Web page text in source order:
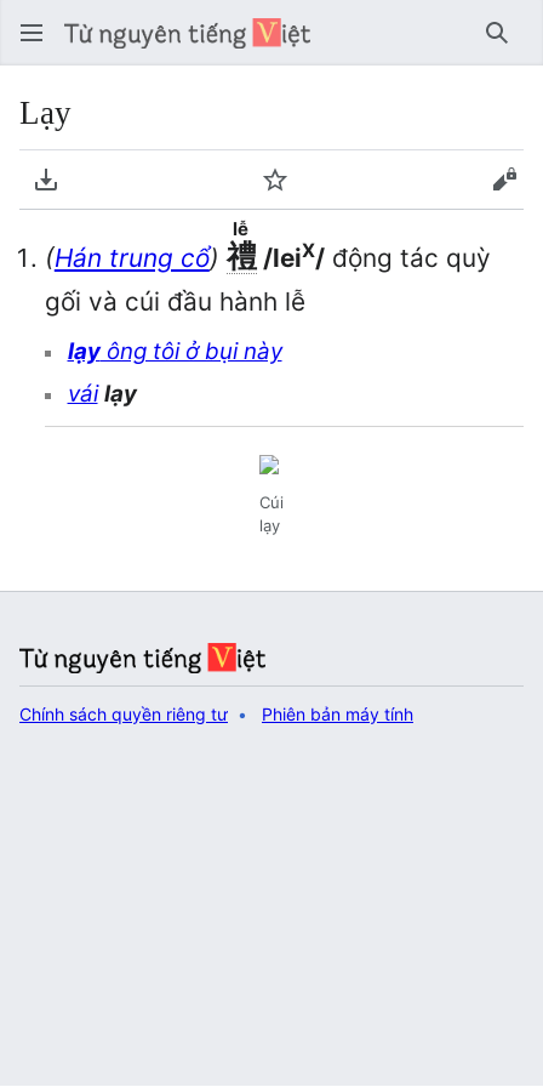
Tìm
Lạy
Tải về PDF Theo dõi
(Hán trung cổ) 禮
lễ
/leiX/động tác quỳ
gối và cúi đầu hành lễ
lạyông tôi ở bụi này
vái lạy
Cúi
lạy
Chính sách quyền riêng tư Phiên bản máy tính